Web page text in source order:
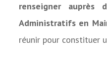
renseigner auprès
Administratifs en
réunir pour constituer